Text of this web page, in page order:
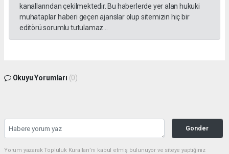
kanallarından çekilmektedir. Bu haberlerde yer alan hukuki
muhataplar haberi geçen ajanslar olup sitemizin hiç bir
editörü sorumlu tutulamaz...
Okuyu Yorumları (0)
Gonder
Yorum yazarak Topluluk Kuralları’nı kabul etmiş bulunuyor ve siteye yaptığınız